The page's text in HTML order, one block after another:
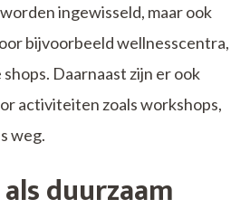
ingewisseld, maar ook
bijvoorbeeld wellnesscentra,
Daarnaast zijn er ook
activiteiten zoals workshops,
weg.
duurzaam